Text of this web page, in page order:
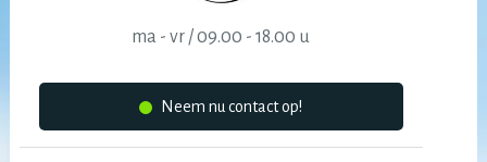
ma - vr / 09.00 - 18.00 u
Neem nu contact op!